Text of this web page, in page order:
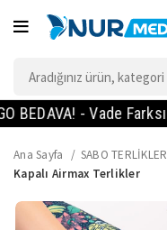
- Vade Farksız 2
Ana Sayfa
SABO
Kapalı Airmax Terlikler